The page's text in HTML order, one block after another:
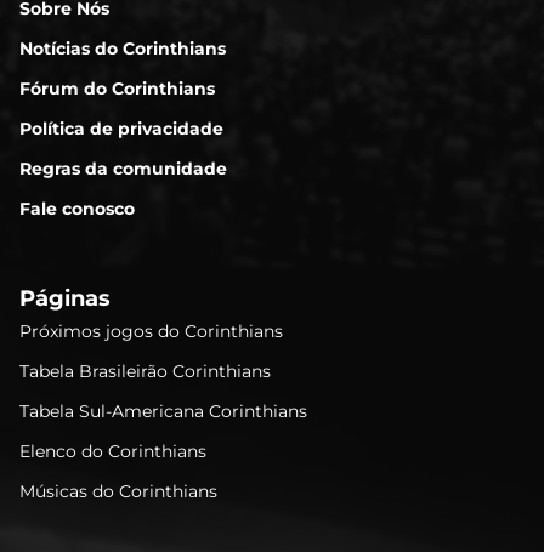
Sobre Nós
Notícias do Corinthians
Fórum do Corinthians
Política de privacidade
Regras da comunidade
Fale conosco
Páginas
Próximos jogos do Corinthians
Tabela Brasileirão Corinthians
Tabela Sul-Americana Corinthians
Elenco do Corinthians
Músicas do Corinthians